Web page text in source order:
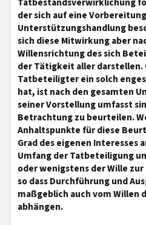
der sich auf eine
Unterstützungshandlung
sich diese Mitwirkung aber
Willensrichtung des sich
der Tätigkeit aller darstellen.
Tatbeteiligter ein solch
hat, ist nach den gesamten
seiner Vorstellung umfasst
Betrachtung zu beurteilen.
Anhaltspunkte für diese
Grad des eigenen Interesses
Umfang der Tatbeteiligung
oder wenigstens der Wille
so dass Durchführung und
maßgeblich auch vom Willen
abhängen.